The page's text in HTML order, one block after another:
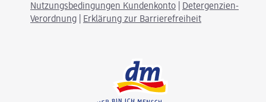
Nutzungsbedingungen Kundenkonto
Detergenzien-
Verordnung
Erklärung zur Barrierefreiheit